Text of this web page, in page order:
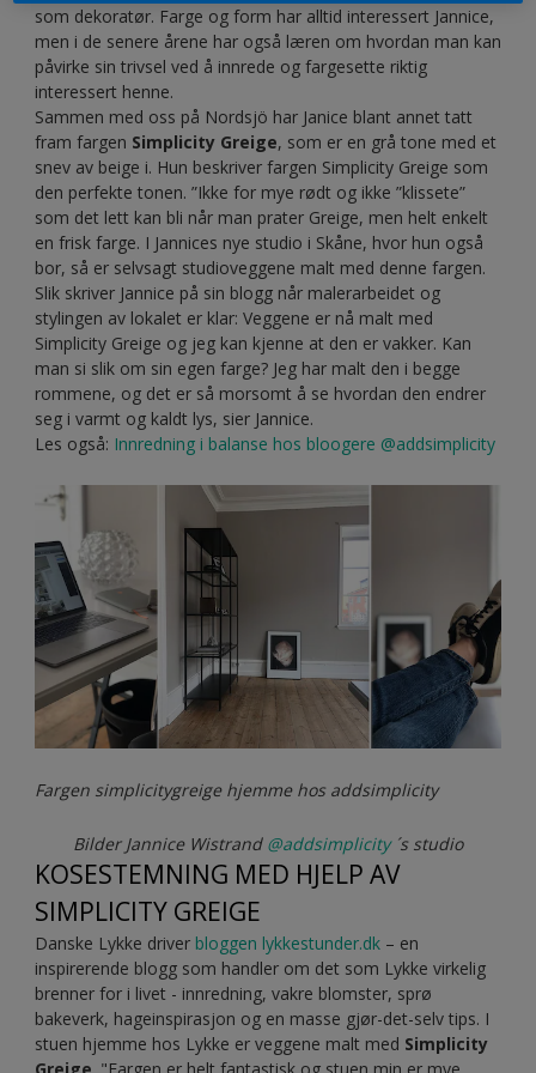
som dekoratør. Farge og form har alltid interessert Jannice,
men i de senere årene har også læren om hvordan man kan
påvirke sin trivsel ved å innrede og fargesette riktig
interessert henne.
Sammen med oss på Nordsjö har Janice blant annet tatt
fram fargen Simplicity Greige, som er en grå tone med et
snev av beige i. Hun beskriver fargen Simplicity Greige som
den perfekte tonen. ”Ikke for mye rødt og ikke ”klissete”
som det lett kan bli når man prater Greige, men helt enkelt
en frisk farge. I Jannices nye studio i Skåne, hvor hun også
bor, så er selvsagt studioveggene malt med denne fargen.
Slik skriver Jannice på sin blogg når malerarbeidet og
stylingen av lokalet er klar: Veggene er nå malt med
Simplicity Greige og jeg kan kjenne at den er vakker. Kan
man si slik om sin egen farge? Jeg har malt den i begge
rommene, og det er så morsomt å se hvordan den endrer
seg i varmt og kaldt lys, sier Jannice.
Les også: Innredning i balanse hos bloogere @addsimplicity
Fargen simplicitygreige hjemme hos addsimplicity
Bilder Jannice Wistrand @addsimplicity´s studio
KOSESTEMNING MED HJELP AV
SIMPLICITY GREIGE
Danske Lykke driver bloggen lykkestunder.dk – en
inspirerende blogg som handler om det som Lykke virkelig
brenner for i livet - innredning, vakre blomster, sprø
bakeverk, hageinspirasjon og en masse gjør-det-selv tips. I
stuen hjemme hos Lykke er veggene malt med Simplicity
Greige . "Fargen er helt fantastisk og stuen min er mye